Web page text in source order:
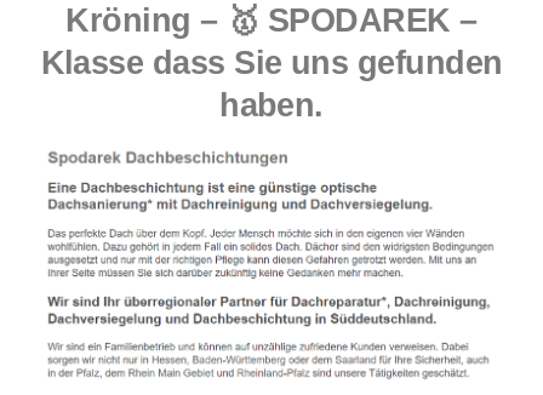
Kröning – 🥇 SPODAREK –
Klasse dass Sie uns gefunden
haben.